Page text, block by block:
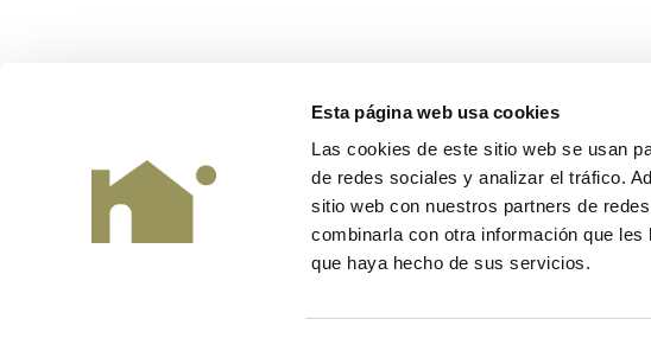
Esta página web usa cookies
Las cookies de este sitio web se usan
de redes sociales y analizar el tráfico.
sitio web con nuestros partners de
combinarla con otra información que
que haya hecho de sus servicios.
Habitabio © Diseño y desarrolloEME Digital